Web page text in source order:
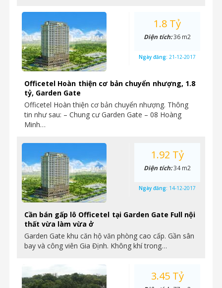
Officetel Hoàn thiện cơ bản chuyển nhượng, 1.8
tỷ, Garden Gate
Officetel Hoàn thiện cơ bản chuyển nhượng. Thông
tin như sau: – Chung cư Garden Gate – 08 Hoàng
Minh…
1.8 Tỷ
Diện tích:36 m2
Ngày đăng: 21-12-2017
Cần bán gấp lô Officetel tại Garden Gate Full nội
thất vừa làm vừa ở
Garden Gate khu căn hộ văn phòng cao cấp. Gần sân
bay và công viên Gia Định. Không khí trong…
1.92 Tỷ
Diện tích:34 m2
Ngày đăng: 14-12-2017
3.45 Tỷ